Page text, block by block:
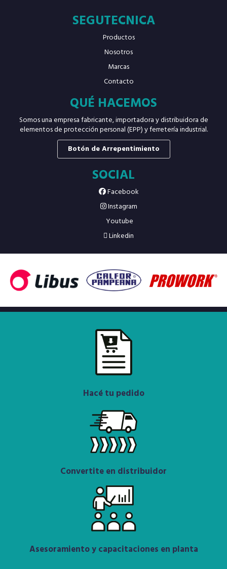
SEGUTECNICA
Productos
Nosotros
Marcas
Contacto
QUÉ HACEMOS
Somos una empresa fabricante, importadora y distribuidora de
elementos de protección personal (EPP) y ferretería industrial.
Botón de Arrepentimiento
SOCIAL
Facebook
Instagram
Youtube
Linkedin
Hacé tu pedido
Convertite en distribuidor
Asesoramiento y capacitaciones en planta